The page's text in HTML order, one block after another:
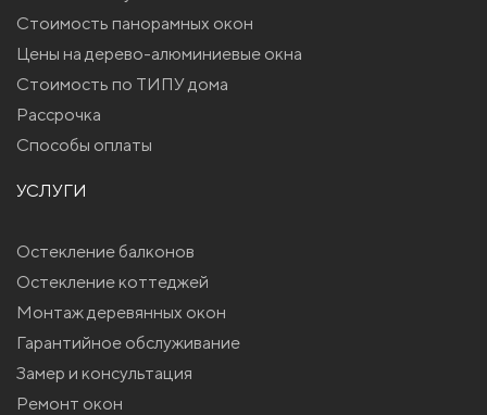
Стоимость панорамных окон
Цены на дерево-алюминиевые окна
Стоимость по ТИПУ дома
Рассрочка
Способы оплаты
УСЛУГИ
Остекление балконов
Остекление коттеджей
Монтаж деревянных окон
Гарантийное обслуживание
Замер и консультация
Ремонт окон